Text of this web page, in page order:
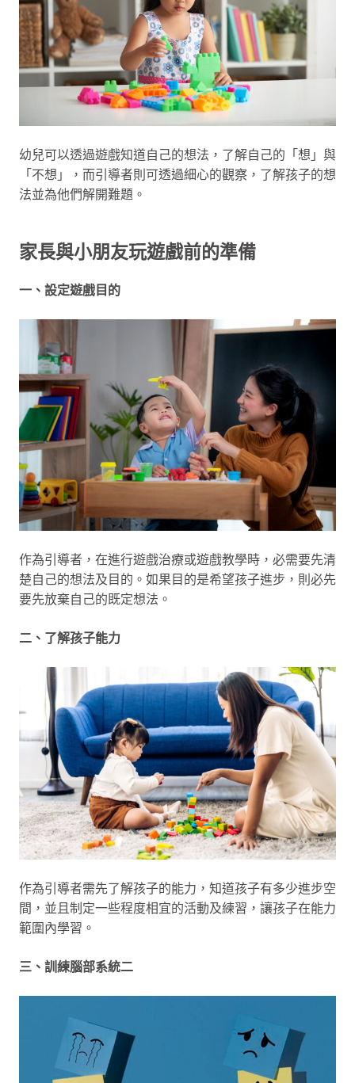
幼兒可以透過遊戲知道自己的想法，了解自己的「想」與
「不想」，而引導者則可透過細心的觀察，了解孩子的想
法並為他們解開難題。
家長與小朋友玩遊戲前的準備
一、設定遊戲目的
作為引導者，在進行遊戲治療或遊戲教學時，必需要先清
楚自己的想法及目的。如果目的是希望孩子進步，則必先
要先放棄自己的既定想法。
二、了解孩子能力
作為引導者需先了解孩子的能力，知道孩子有多少進步空
間，並且制定一些程度相宜的活動及練習，讓孩子在能力
範圍內學習。
三、訓練腦部系統二